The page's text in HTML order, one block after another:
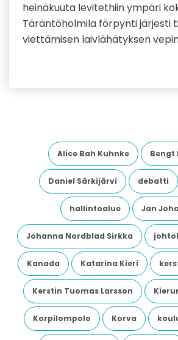
heinäkuuta levitethiin ympäri
Täräntöholmila förpynti järjesti
viettämisen laivlähätyksen
Alice Bah Kuhnke Bengt
Daniel Särkijärvi debatti
hallintoalue Jan
Johanna Nordblad Sirkka
Kanada Katarina Kieri
Kerstin Tuomas Larsson
Korpilompolo Korva